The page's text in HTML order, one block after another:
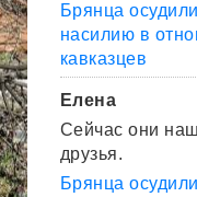
Брянца
насилию в
кавказцев
Елена
Сейчас они
друзья.
Брянца